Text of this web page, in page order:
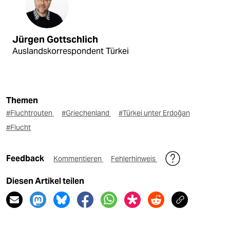
Jürgen Gottschlich
Auslandskorrespondent Türkei
Themen
#Fluchtrouten #Griechenland
#Türkei unter Erdoğan
#Flucht
Feedback Kommentieren Fehlerhinweis
Diesen Artikel teilen